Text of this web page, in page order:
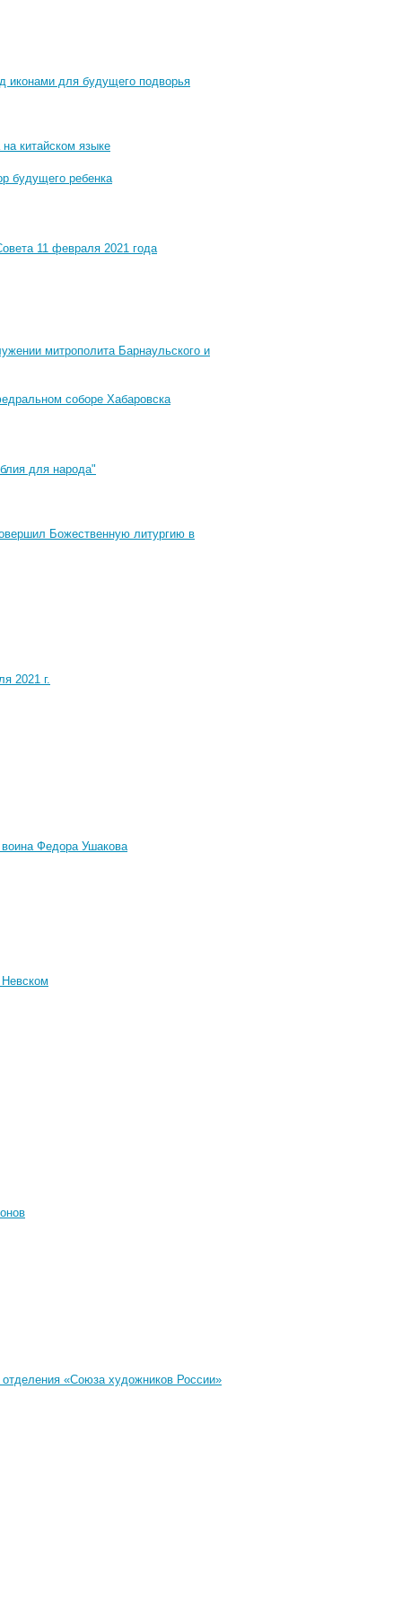
иконами для будущего подворья
китайском языке
будущего ребенка
11 февраля 2021 года
митрополита Барнаульского и
соборе Хабаровска
для народа"
Божественную литургию в
2021 г.
Федора Ушакова
«Союза художников России»